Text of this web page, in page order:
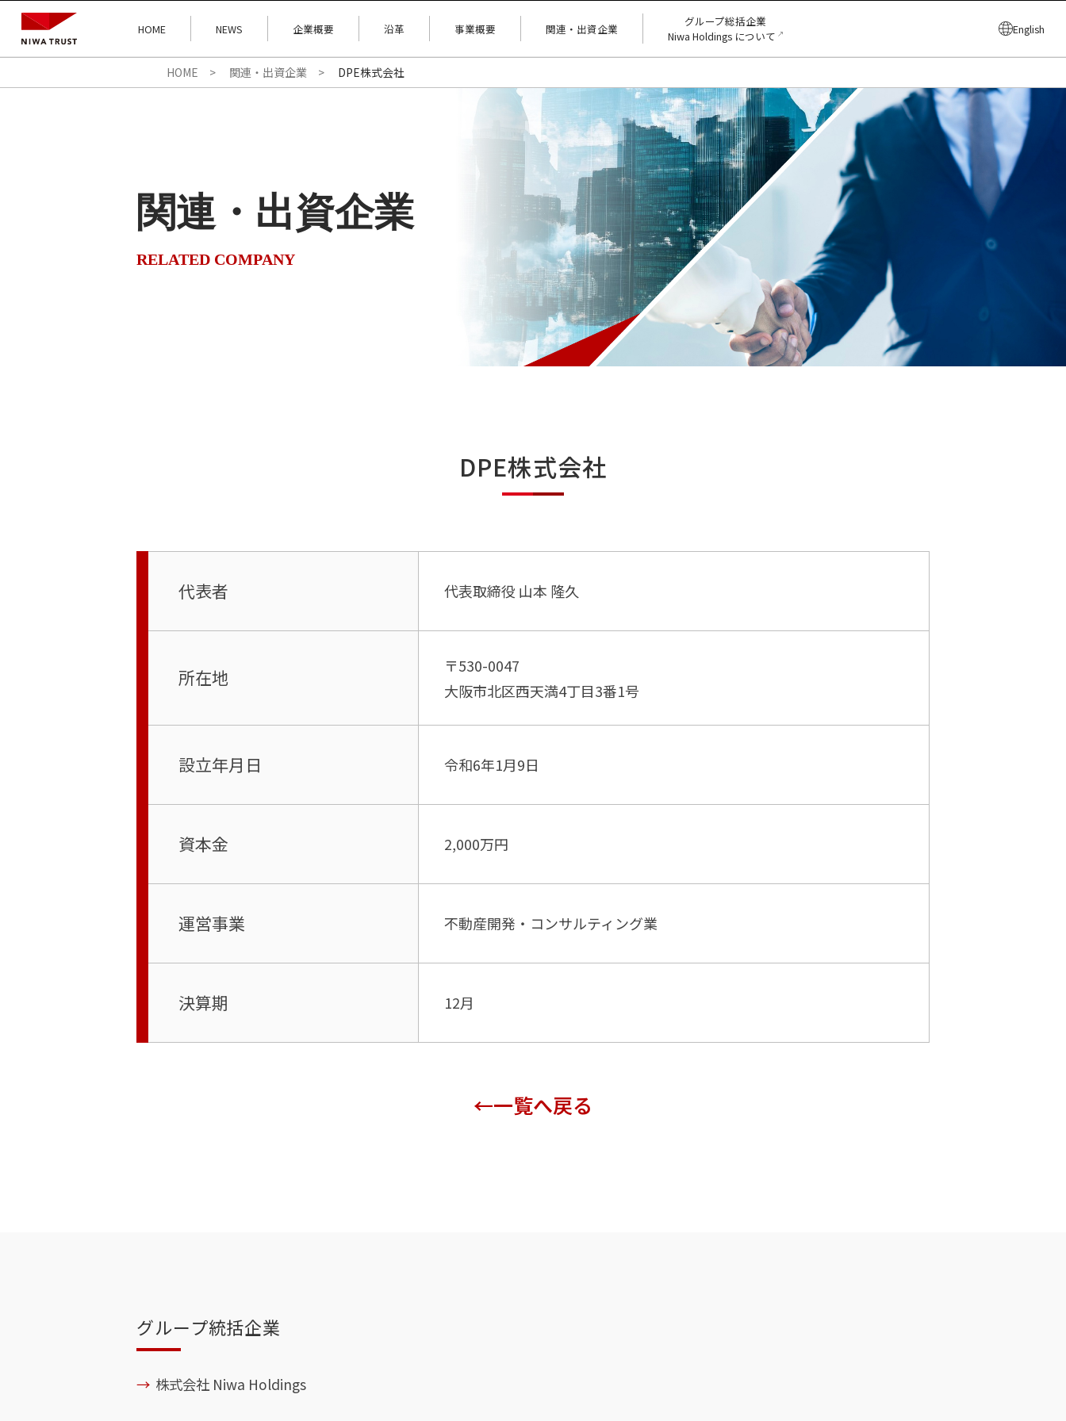
HOME NEWS 企業概要 沿革 事業概要 関連・出資企業
グループ総括企業
Niwa Holdings について ↗ English
HOME 関連・出資企業 DPE株式会社
関連・ 出資企業
RELATED COMPANY
DPE株式会社
代表者 代表取締役 山本 隆久
所在地
〒530-0047
大阪市北区西天満4丁目3番1号
設立年月日 令和6年1月9日
資本金 2,000万円
運営事業 不動産開発・コンサルティング業
決算期 12月
一覧へ戻る
関連・出資企業一覧
グループ統括企業
株式会社 Niwa Holdings